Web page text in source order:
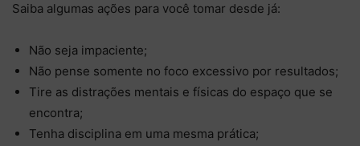
Saiba algumas ações para você tomar desde já:
Não seja impaciente;
Não pense somente no foco excessivo por resultados;
Tire as distrações mentais e físicas do espaço que se
encontra;
Tenha disciplina em uma mesma prática;